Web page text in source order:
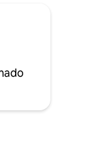
y
min) -